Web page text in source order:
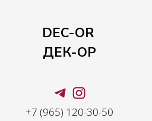
DEC-OR
ДЕК-ОР
+7 (965) 120-30-50